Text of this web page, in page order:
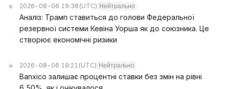
2026-08-06 19:38 (UTC) Нейтрально
Аналіз: Трамп ставиться до голови Федеральної
резервної системи Кевіна Уорша як до союзника. Це
створює економічні ризики
2026-08-06 19:21 (UTC) Нейтрально
Banxico залишає процентні ставки без змін на рівні